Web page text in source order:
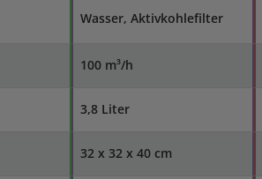
Wasser, Aktivkohlefilter
100 m³/h
3,8 Liter
32 x 32 x 40 cm